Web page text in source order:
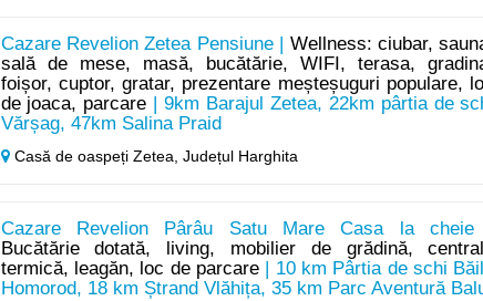
Cazare Revelion Zetea Pensiune | Wellness: ciubar,
sală de mese, masă, bucătărie, WIFI, terasa,
foișor, cuptor, gratar, prezentare meșteșuguri populare,
de joaca, parcare | 9km Barajul Zetea, 22km pârtia de
Vărșag, 47km Salina Praid
Casă de oaspeți Zetea, Județul Harghita
Cazare Revelion Pârâu Satu Mare Casa la cheie |
Bucătărie dotată, living, mobilier de grădină,
termică, leagăn, loc de parcare| 10 km Pârtia de schi
Homorod, 18 km Ștrand Vlăhița, 35 km Parc Aventură